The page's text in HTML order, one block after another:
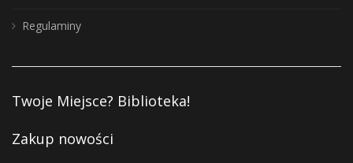
Regulaminy
Twoje Miejsce? Biblioteka!
Zakup nowości